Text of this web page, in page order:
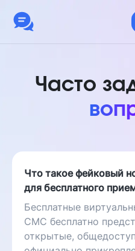
Часто
Что такое фейковый
для бесплатного
Бесплатные
СМС бесплатно
открытые,